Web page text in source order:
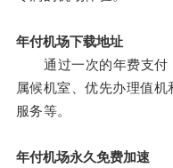
年付机场下载地址
通过一次的年费支付
属候机室、优先办理值
服务等。
年付机场永久免费加速